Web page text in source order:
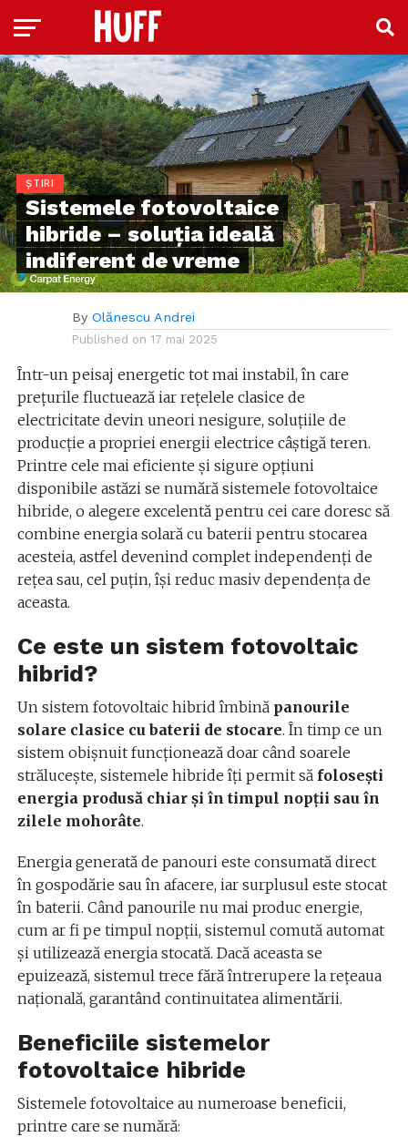
ȘTIRI
Sistemele fotovoltaice
hibride – soluția ideală
indiferent de vreme
By Olănescu Andrei
Published on 17 mai 2025
Într-un peisaj energetic tot mai instabil, în care
prețurile fluctuează iar rețelele clasice de
electricitate devin uneori nesigure, soluțiile de
producție a propriei energii electrice câștigă teren.
Printre cele mai eficiente și sigure opțiuni
disponibile astăzi se numără sistemele fotovoltaice
hibride, o alegere excelentă pentru cei care doresc să
combine energia solară cu baterii pentru stocarea
acesteia, astfel devenind complet independenți de
rețea sau, cel puțin, își reduc masiv dependența de
aceasta.
Ce este un sistem fotovoltaic
hibrid?
Un sistem fotovoltaic hibrid îmbină panourile
solare clasice cu baterii de stocare. În timp ce un
sistem obișnuit funcționează doar când soarele
strălucește, sistemele hibride îți permit să folosești
energia produsă chiar și în timpul nopții sau în
zilele mohorâte.
Energia generată de panouri este consumată direct
în gospodărie sau în afacere, iar surplusul este stocat
în baterii. Când panourile nu mai produc energie,
cum ar fi pe timpul nopții,sistemul comută automat
și utilizează energia stocată. Dacă aceasta se
epuizează, sistemul trece fără întrerupere la rețeaua
națională, garantând continuitatea alimentării.
Beneficiile sistemelor
fotovoltaice hibride
Sistemele fotovoltaice au numeroase beneficii,
printre care se numără: